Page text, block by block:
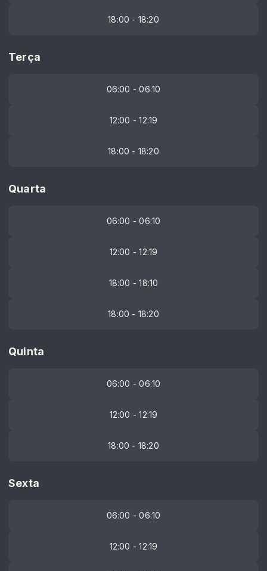
18:00 - 18:20
Terça
06:00 - 06:10
12:00 - 12:19
18:00 - 18:20
Quarta
06:00 - 06:10
12:00 - 12:19
18:00 - 18:10
18:00 - 18:20
Quinta
06:00 - 06:10
12:00 - 12:19
18:00 - 18:20
Sexta
06:00 - 06:10
12:00 - 12:19